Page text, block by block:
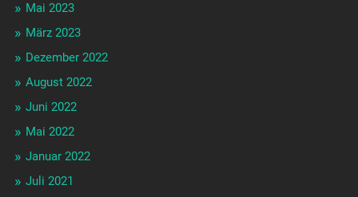
Mai 2023
März 2023
Dezember 2022
August 2022
Juni 2022
Mai 2022
Januar 2022
Juli 2021